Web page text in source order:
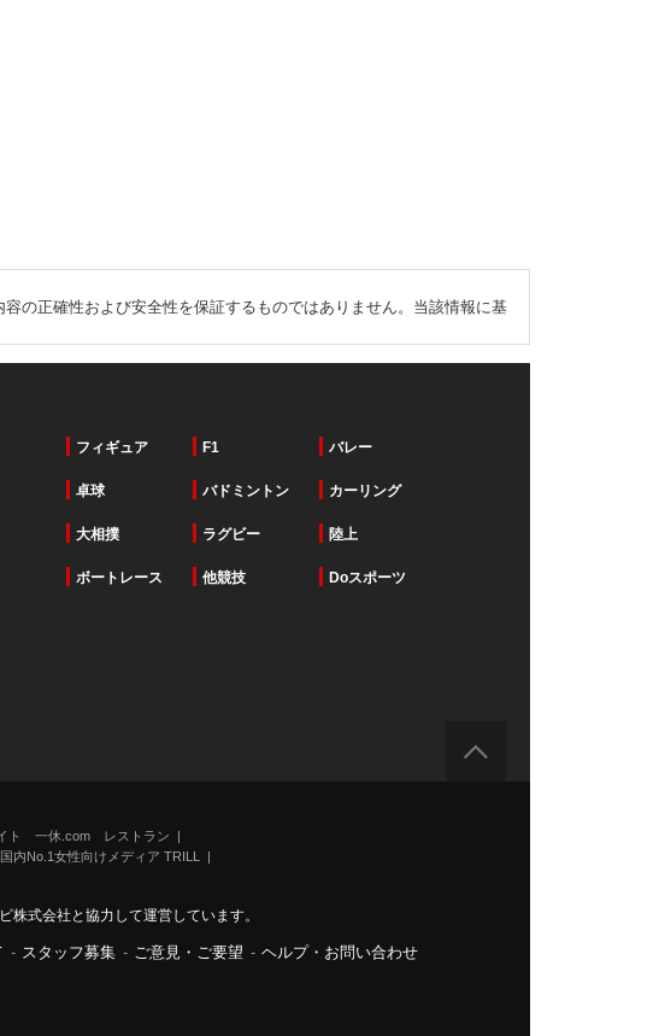
の正確性および安全性を保証するものではありません。当該情報に基
フィギュア F1 バレー
卓球 バドミントン カーリング
大相撲 ラグビー 陸上
ボートレース 他競技 Doスポーツ
ト 一休.com レストラン
国内No.1女性向けメディア TRILL
式会社と協力して運営しています。
- スタッフ募集 - ご意見・ご要望 - ヘルプ・お問い合わせ